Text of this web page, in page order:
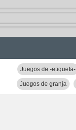
Juegos de -etiqueta-
Juegos de granja